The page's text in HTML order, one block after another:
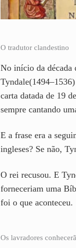
O tradutor clandestino
No início da década
carta datada de 19
sempre cantando
E a frase era a
ingleses? Se não,
O rei recusou. E
forneceriam uma
foi o que aconteceu.
Os lavradores